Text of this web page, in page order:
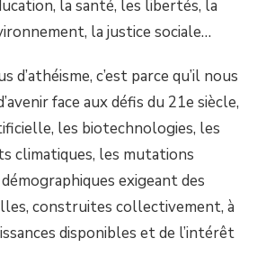
la santé, les libertés, la
la justice sociale…
d’athéisme, c’est parce qu’il nous
face aux défis du 21e siècle,
les biotechnologies, les
climatiques, les mutations
exigeant des
construites collectivement, à
disponibles et de l’intérêt